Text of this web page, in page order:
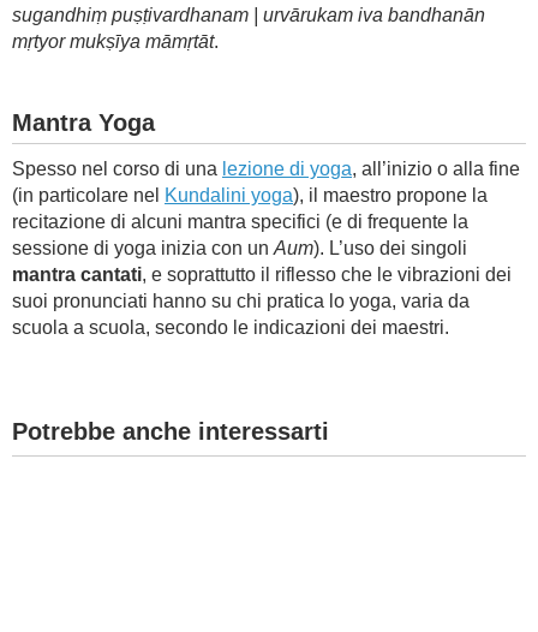
sugandhiṃ puṣṭivardhanam | urvārukam iva bandhanān
mṛtyor mukṣīya māmṛtāt.
Mantra Yoga
Spesso nel corso di una lezione di yoga, all’inizio o alla fine
(in particolare nel Kundalini yoga), il maestro propone la
recitazione di alcuni mantra specifici (e di frequente la
sessione di yoga inizia con un Aum). L’uso dei singoli
mantra cantati, e soprattutto il riflesso che le vibrazioni dei
suoi pronunciati hanno su chi pratica lo yoga, varia da
scuola a scuola, secondo le indicazioni dei maestri.
Potrebbe anche interessarti